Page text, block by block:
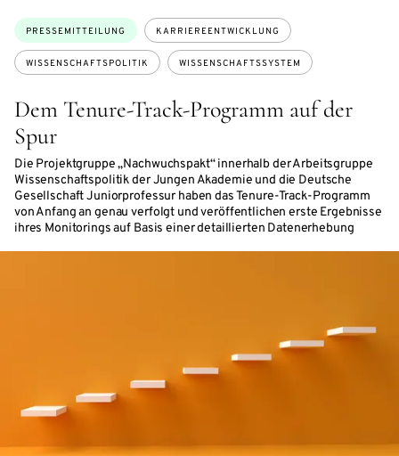
Dem Tenure-Track-Programm auf der
Spur
Die Projektgruppe „Nachwuchspakt“ innerhalb der Arbeitsgruppe
Wissenschaftspolitik der Jungen Akademie und die Deutsche
Gesellschaft Juniorprofessur haben das Tenure-Track-Programm
von Anfang an genau verfolgt und veröffentlichen erste Ergebnisse
ihres Monitorings auf Basis einer detaillierten Datenerhebung
Themen:
PRESSEMITTEILUNG KARRIEREENTWICKLUNG
WISSENSCHAFTSPOLITIK WISSENSCHAFTSSYSTEM